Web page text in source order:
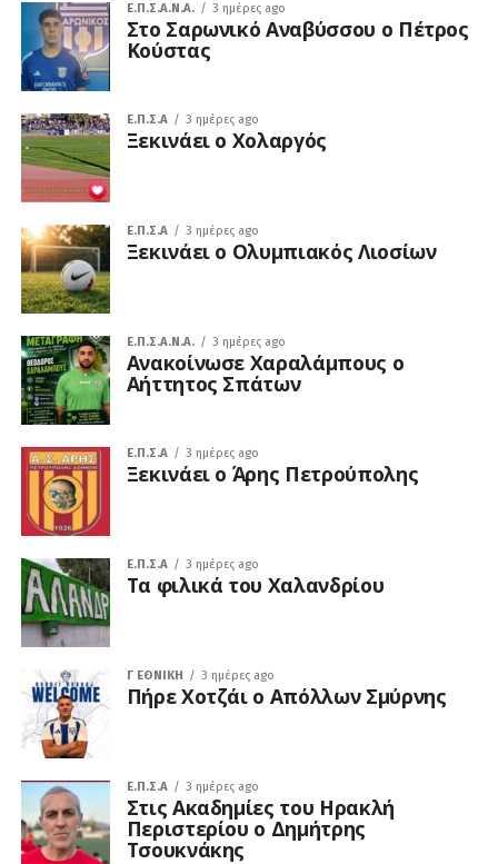
Ε.Π.Σ.Α.Ν.Α. 3 ημέρες ago
Στο Σαρωνικό Αναβύσσου ο Πέτρος
Κούστας
Ε.Π.Σ.Α 3 ημέρες ago
Ξεκινάει ο Χολαργός
Ε.Π.Σ.Α 3 ημέρες ago
Ξεκινάει ο Ολυμπιακός Λιοσίων
Ε.Π.Σ.Α.Ν.Α. 3 ημέρες ago
Ανακοίνωσε Χαραλάμπους ο
Αήττητος Σπάτων
Ε.Π.Σ.Α 3 ημέρες ago
Ξεκινάει ο Άρης Πετρούπολης
Ε.Π.Σ.Α 3 ημέρες ago
Τα φιλικά του Χαλανδρίου
Γ ΕΘΝΙΚΉ 3 ημέρες ago
Πήρε Χοτζάι ο Απόλλων Σμύρνης
Ε.Π.Σ.Α 3 ημέρες ago
Στις Ακαδημίες του Ηρακλή
Περιστερίου ο Δημήτρης
Τσουκνάκης